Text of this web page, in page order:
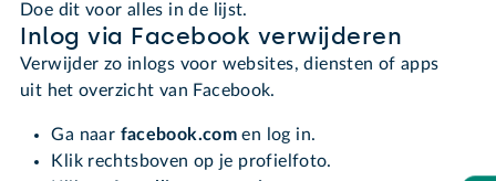
Doe dit voor alles in de lijst.
Inlog via Facebook verwijderen
Verwijder zo inlogs voor websites, diensten of apps
uit het overzicht van Facebook.
Ga naar facebook.comen log in.
Klik rechtsboven op je profielfoto.